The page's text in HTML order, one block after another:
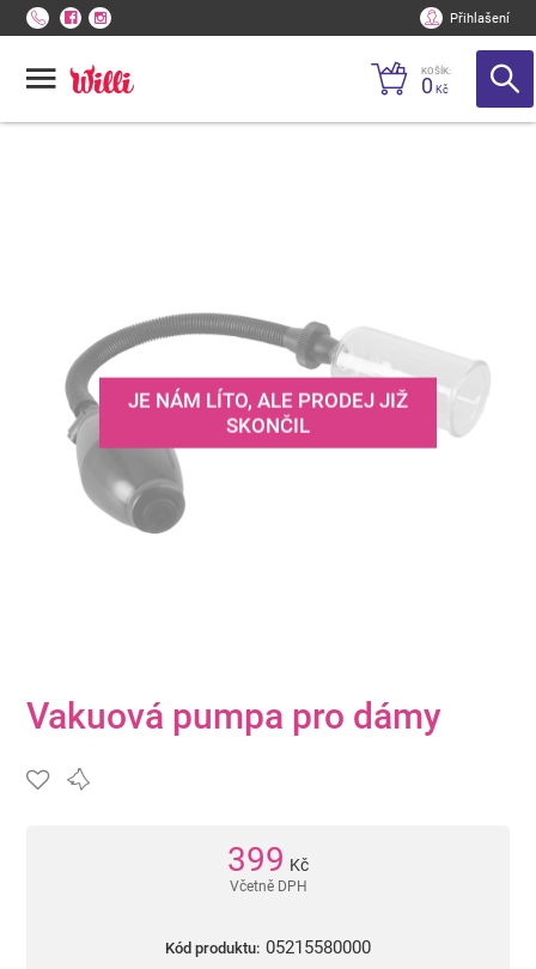
Přihlašení
KOŠÍK:
0 Kč
Vakuová pumpa pro dámy
399 Kč
Včetně DPH
Kód produktu: 05215580000